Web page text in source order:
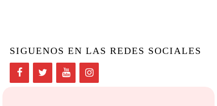
SIGUENOS EN LAS REDES SOCIALES